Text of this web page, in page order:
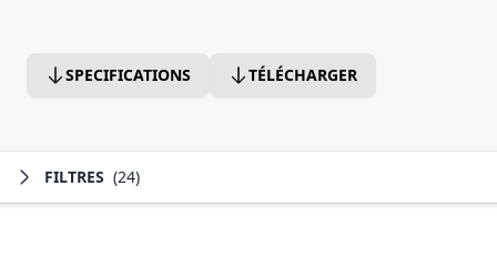
SPECIFICATIONS TÉLÉCHARGER
FILTRES (24)